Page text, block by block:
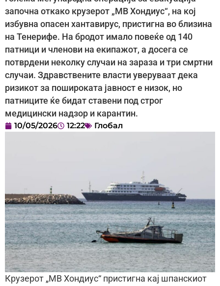
започна откако крузерот „МВ Хондиус“, на кој
избувна опасен хантавирус, пристигна во близина
на Тенерифе. На бродот имало повеќе од 140
патници и членови на екипажот, а досега се
потврдени неколку случаи на зараза и три смртни
случаи. Здравствените власти уверуваат дека
ризикот за пошироката јавност е низок, но
патниците ќе бидат ставени под строг
медицински надзор и карантин.
10/05/2026 12:22 Глобал
Крузерот „МВ Хондиус“ пристигна кај шпанскиот